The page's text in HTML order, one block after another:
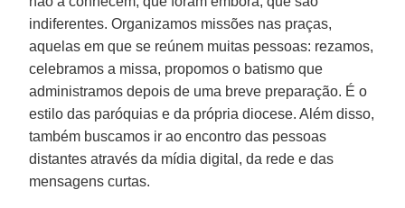
indiferentes. Organizamos missões nas praças,
aquelas em que se reúnem muitas pessoas: rezamos,
celebramos a missa, propomos o batismo que
administramos depois de uma breve preparação. É o
estilo das paróquias e da própria diocese. Além disso,
também buscamos ir ao encontro das pessoas
distantes através da mídia digital, da rede e das
mensagens curtas.